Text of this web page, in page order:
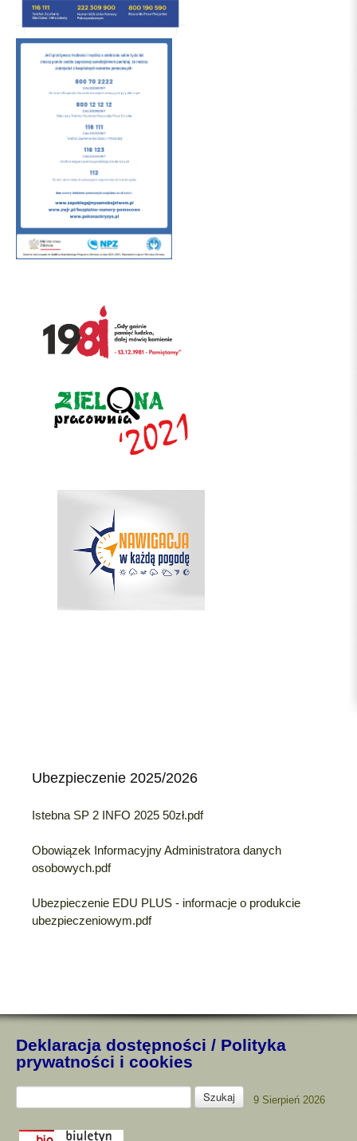
Ubezpieczenie 2025/2026
Istebna SP 2 INFO 2025 50zł.pdf
Obowiązek Informacyjny Administratora danych
osobowych.pdf
Ubezpieczenie EDU PLUS - informacje o produkcie
ubezpieczeniowym.pdf
Deklaracja dostępności / Polityka
prywatności i cookies
9 Sierpień 2026